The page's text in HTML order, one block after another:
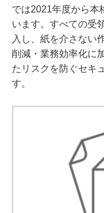
では2021年度から本
います。すべての受
入し、紙を介さない
削減・業務効率化に
たリスクを防ぐセキ
す。